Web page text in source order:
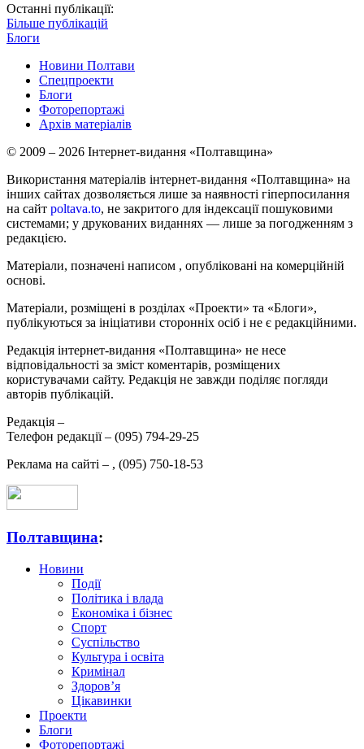
Останні публікації:
Більше публікацій
Блоги
Новини Полтави
Спецпроекти
Блоги
Фоторепортажі
Архів матеріалів
© 2009 – 2026 Інтернет-видання «Полтавщина»
Використання матеріалів інтернет-видання «Полтавщина» на
інших сайтах дозволяється лише за наявності гіперпосилання
на сайт poltava.to, не закритого для індексації пошуковими
системами; у друкованих виданнях — лише за погодженням з
редакцією.
Матеріали, позначені написом , опубліковані на комерційній
основі.
Матеріали, розміщені в розділах «Проекти» та «Блоги»,
публікуються за ініціативи сторонніх осіб і не є редакційними.
Редакція інтернет-видання «Полтавщина» не несе
відповідальності за зміст коментарів, розміщених
користувачами сайту. Редакція не завжди поділяє погляди
авторів публікацій.
Редакція –
Телефон редакції – (095) 794-29-25
Реклама на сайті – , (095) 750-18-53
Полтавщина:
Новини
Події
Політика і влада
Економіка і бізнес
Спорт
Суспільство
Культура і освіта
Кримінал
Здоров’я
Цікавинки
Проекти
Блоги
Фоторепортажі